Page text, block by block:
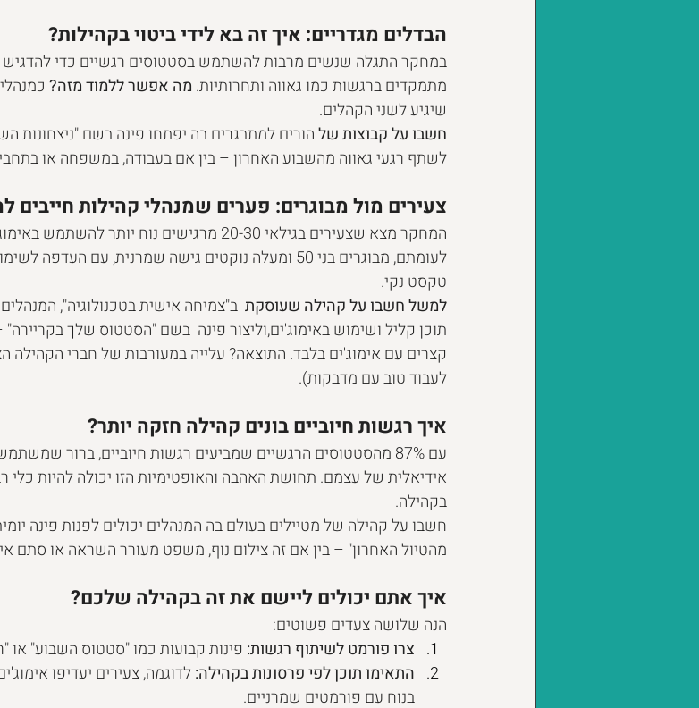
הבדלים מגדריים: איך זה בא לידי ביטוי בקהילות?
במחקר התגלה שנשים מרבות להשתמש בסטטוסים רגשיים כדי להדגיש
מתמקדים ברגשות כמו גאווה ותחרותיות. מה אפשר ללמוד מזה?
שיגיע לשני הקהלים.
חשבו על קבוצות של הורים למתבגרים בה יפתחו פינה בשם "ניצחונות
לשתף רגעי גאווה מהשבוע האחרון – בין אם בעבודה, במשפחה או
צעירים מול מבוגרים: פערים שמנהלי קהילות חייבים
המחקר מצא שצעירים בגילאי 20-30 מרגישים נוח
לעומתם, מבוגרים בני 50 ומעלה נוקטים גישה שמרנית, עם
טקסט נקי.
למשל חשבו על קהילה שעוסקת ב"צמיחה אישית בטכנולוגיה",
תוכן קליל ושימוש באימוג'ים,וליצור פינה  בשם "הסטטוס שלך
קצרים עם אימוג'ים בלבד. התוצאה? עלייה במעורבות של חברי הקהילה
לעבוד טוב עם מדבקות).
איך רגשות חיוביים בונים קהילה חזקה יותר?
עם 87% מהסטטוסים הרגשיים שמביעים רגשות חיוביים, ברור
אידיאלית של עצמם. תחושת האהבה והאופטימיות הזו יכולה להיות כלי
בקהילה.
חשבו על קהילה של מטיילים בעולם בה המנהלים יכולים לפנות פינה
מהטיול האחרון" – בין אם זה צילום נוף, משפט מעורר השראה או
איך אתם יכולים ליישם את זה בקהילה שלכם?
הנה שלושה צעדים פשוטים:
צרו פורמט לשיתוף רגשות: פינות קבועות כמו "סטטוס השבוע" או
התאימו תוכן לפי פרסונות בקהילה: לדוגמה, צעירים יעדיפו
בנוח עם פורמטים שמרניים.